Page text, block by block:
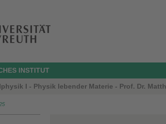
INSTITUT
I - Physik lebender Materie - Prof. Dr.